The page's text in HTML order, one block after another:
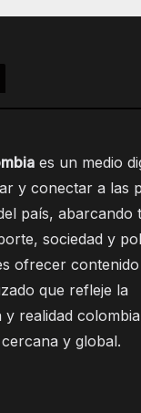
es un medio
y conectar a las
país, abarcando
sociedad y
ofrecer
que refleje la
realidad
y global.